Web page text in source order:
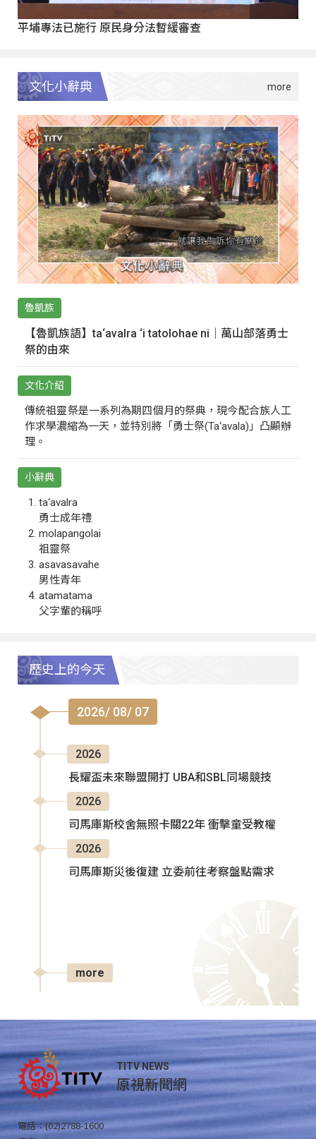
平埔專法已施行 原民身分法暫緩審查
文化小辭典
魯凱族
【魯凱族語】ta‘avalra ‘i tatolohae ni｜萬山部落勇士
祭的由來
文化介紹
傳統祖靈祭是一系列為期四個月的祭典，現今配合族人工
作求學濃縮為一天，並特別將「勇士祭(Ta‘avala)」凸顯辦
理。
小辭典
ta‘avalra
勇士成年禮
molapangolai
祖靈祭
asavasavahe
男性青年
atamatama
父字輩的稱呼
歷史上的今天
2026/ 08/ 07
2026
長耀盃未來聯盟開打 UBA和SBL同場競技
2026
司馬庫斯校舍無照卡關22年 衝擊童受教權
2026
司馬庫斯災後復建 立委前往考察盤點需求
more
TITV NEWS
原視新聞網
電話：(02)2788-1600